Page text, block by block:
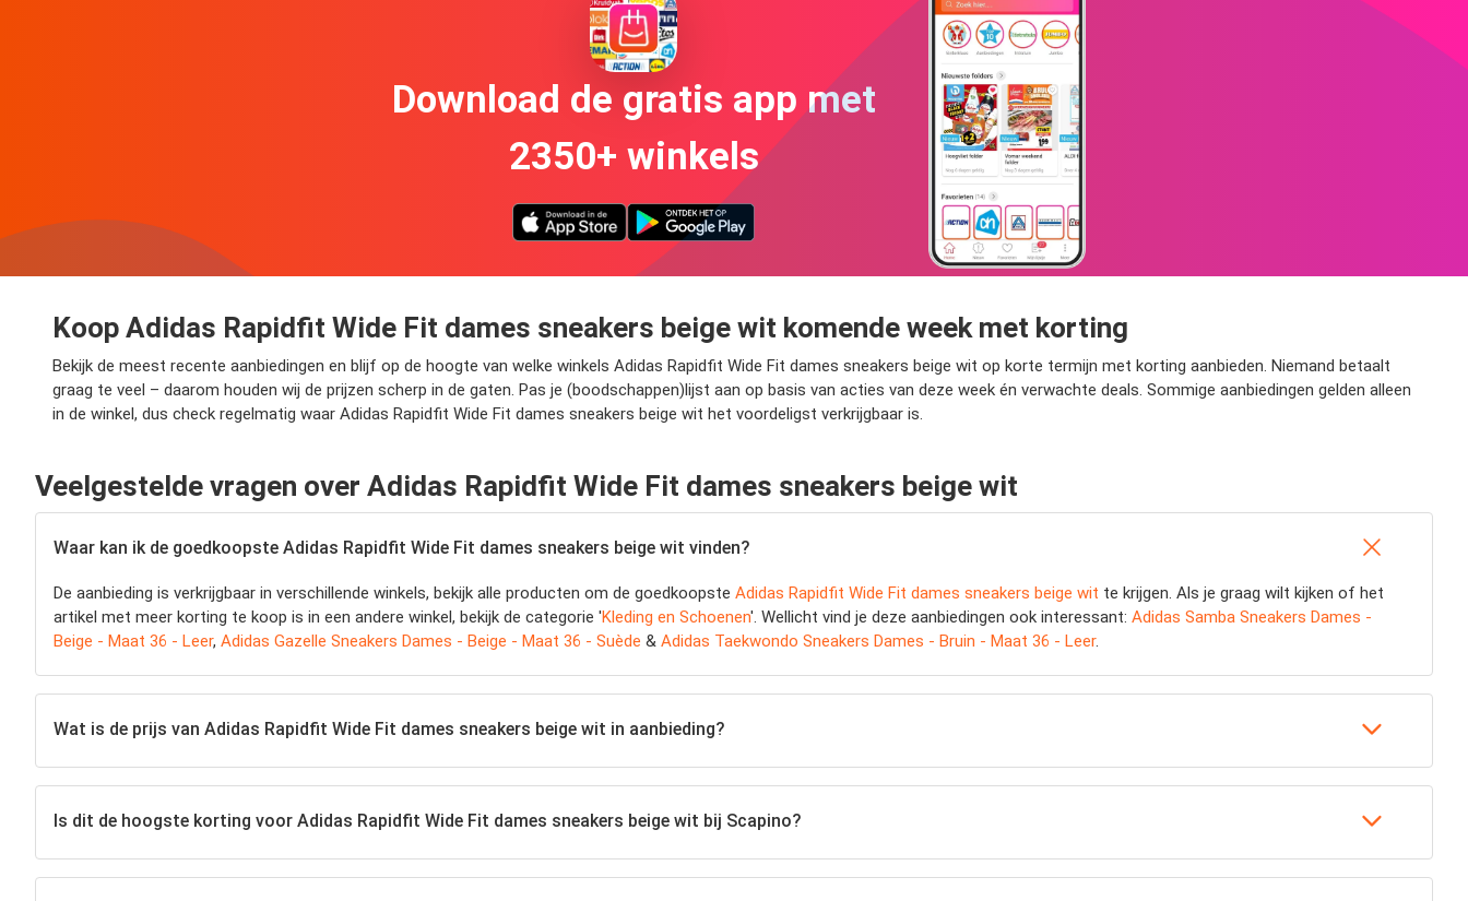
Download de gratis app met
2350+ winkels
Koop Adidas Rapidfit Wide Fit dames sneakers beige wit komende week met korting
Bekijk de meest recente aanbiedingen en blijf op de hoogte van welke winkels Adidas Rapidfit Wide Fit dames sneakers beige wit op korte termijn met korting aanbieden. Niemand betaalt
graag te veel – daarom houden wij de prijzen scherp in de gaten. Pas je (boodschappen)lijst aan op basis van acties van deze week én verwachte deals. Sommige aanbiedingen gelden alleen
in de winkel, dus check regelmatig waar Adidas Rapidfit Wide Fit dames sneakers beige wit het voordeligst verkrijgbaar is.
Veelgestelde vragen over Adidas Rapidfit Wide Fit dames sneakers beige wit
Waar kan ik de goedkoopste Adidas Rapidfit Wide Fit dames sneakers beige wit vinden?
De aanbieding is verkrijgbaar in verschillende winkels, bekijk alle producten om de goedkoopste Adidas Rapidfit Wide Fit dames sneakers beige wit te krijgen. Als je graag wilt kijken of het
artikel met meer korting te koop is in een andere winkel, bekijk de categorie 'Kleding en Schoenen'. Wellicht vind je deze aanbiedingen ook interessant: Adidas Samba Sneakers Dames -
Beige - Maat 36 - Leer, Adidas Gazelle Sneakers Dames - Beige - Maat 36 - Suède & Adidas Taekwondo Sneakers Dames - Bruin - Maat 36 - Leer.
Wat is de prijs van Adidas Rapidfit Wide Fit dames sneakers beige wit in aanbieding?
Is dit de hoogste korting voor Adidas Rapidfit Wide Fit dames sneakers beige wit bij Scapino?